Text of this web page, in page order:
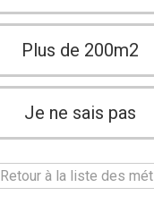
Plus de 200m2
Je ne sais pas
Retour à la liste des